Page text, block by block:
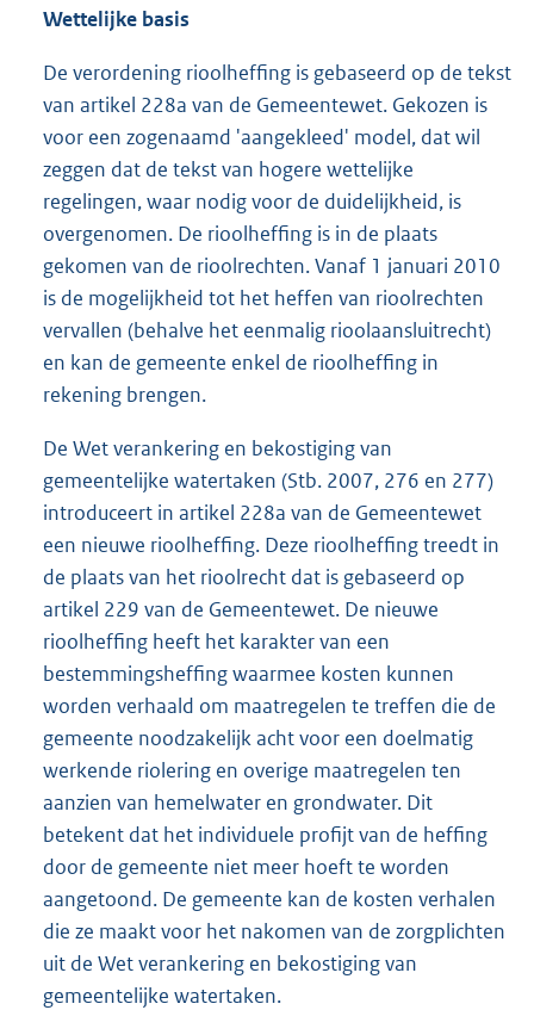
Wettelijke basis
De verordening rioolheffing is gebaseerd op de tekst
van artikel 228a van de Gemeentewet. Gekozen is
voor een zogenaamd 'aangekleed' model, dat wil
zeggen dat de tekst van hogere wettelijke
regelingen, waar nodig voor de duidelijkheid, is
overgenomen. De rioolheffing is in de plaats
gekomen van de rioolrechten. Vanaf 1 januari 2010
is de mogelijkheid tot het heffen van rioolrechten
vervallen (behalve het eenmalig rioolaansluitrecht)
en kan de gemeente enkel de rioolheffing in
rekening brengen.
De Wet verankering en bekostiging van
gemeentelijke watertaken (Stb. 2007, 276 en 277)
introduceert in artikel 228a van de Gemeentewet
een nieuwe rioolheffing. Deze rioolheffing treedt in
de plaats van het rioolrecht dat is gebaseerd op
artikel 229 van de Gemeentewet. De nieuwe
rioolheffing heeft het karakter van een
bestemmingsheffing waarmee kosten kunnen
worden verhaald om maatregelen te treffen die de
gemeente noodzakelijk acht voor een doelmatig
werkende riolering en overige maatregelen ten
aanzien van hemelwater en grondwater. Dit
betekent dat het individuele profijt van de heffing
door de gemeente niet meer hoeft te worden
aangetoond. De gemeente kan de kosten verhalen
die ze maakt voor het nakomen van de zorgplichten
uit de Wet verankering en bekostiging van
gemeentelijke watertaken.